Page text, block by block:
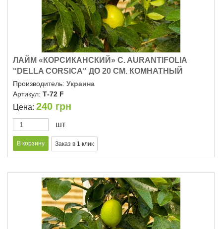
ЛАЙМ «КОРСИКАНСКИЙ» C. AURANTIFOLIA
"DELLA CORSICA" ДО 20 СМ. КОМНАТНЫЙ
Производитель: Украина
Артикул: Т-72 F
Цена: 240 грн
шт